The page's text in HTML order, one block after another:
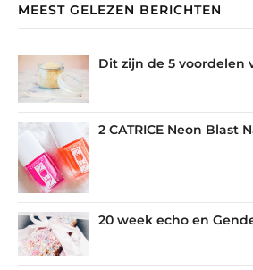
MEEST GELEZEN BERICHTEN
Dit zijn de 5 voordelen
2 CATRICE Neon Blast
20 week echo en